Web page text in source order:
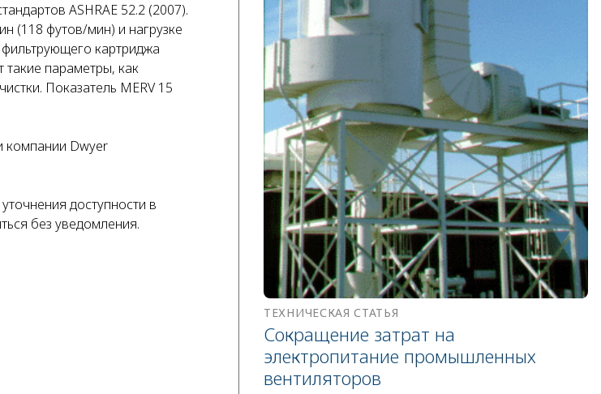
ASHRAE 52.2 (2007).
(118 футов/мин) и нагрузке
картриджа
такие параметры, как
Показатель MERV 15
компании Dwyer
доступности в
без уведомления.
ТЕХНИЧЕСКАЯ СТАТЬЯ
Сокращение затрат на
электропитание промышленных
вентиляторов